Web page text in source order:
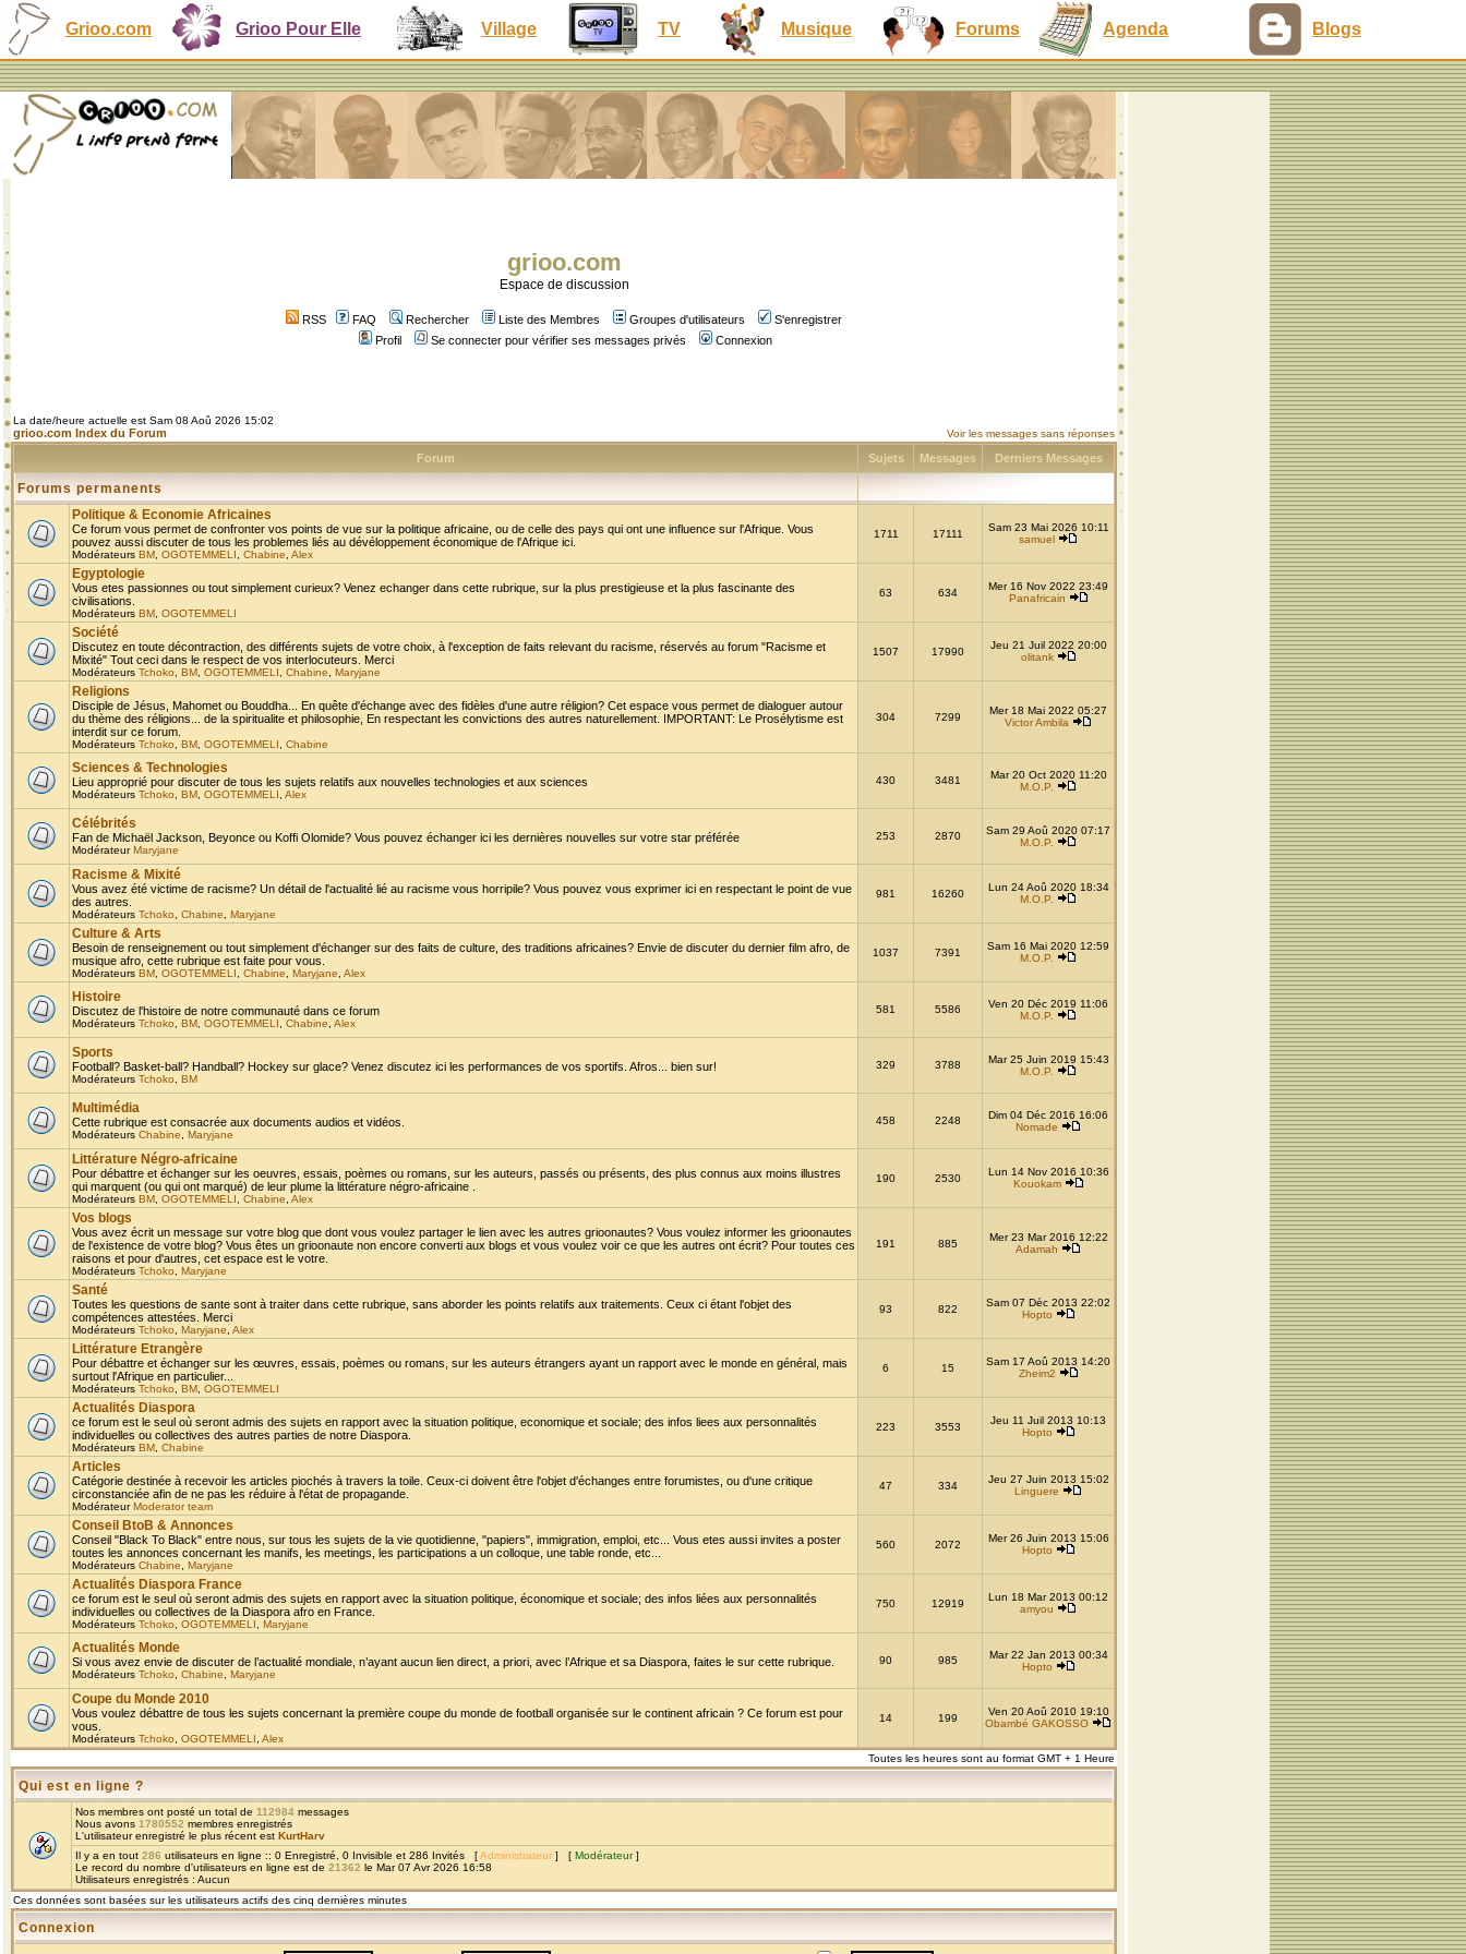
Grioo.com Grioo Pour Elle Village TV Musique Forums Agenda Blogs
grioo.com
Espace de discussion
RSS FAQ Rechercher Liste des Membres Groupes d'utilisateurs
S'enregistrer
Profil
Se connecter pour vérifier ses messages privés Connexion
La date/heure actuelle est Sam 08 Aoû 2026 15:02
grioo.com Index du Forum Voir les messages sans réponses
Forum Sujets Messages Derniers Messages
Forums permanents
Politique & Economie Africaines
Ce forum vous permet de confronter vos points de vue sur la politique africaine, ou de celle des pays qui ont une influence sur l'Afrique. Vous
pouvez aussi discuter de tous les problemes liés au dévéloppement économique de l'Afrique ici.
Modérateurs BM OGOTEMMELI Chabine Alex
1711 17111
Sam 23 Mai 2026 10:11
samuel
Egyptologie
Vous etes passionnes ou tout simplement curieux? Venez echanger dans cette rubrique, sur la plus prestigieuse et la plus fascinante des
civilisations.
Modérateurs BM OGOTEMMELI
63 634
Mer 16 Nov 2022 23:49
Panafricain
Société
Discutez en toute décontraction, des différents sujets de votre choix, à l'exception de faits relevant du racisme, réservés au forum "Racisme et
Mixité" Tout ceci dans le respect de vos interlocuteurs. Merci
Modérateurs Tchoko BM OGOTEMMELI Chabine Maryjane
1507 17990
Jeu 21 Juil 2022 20:00
olitank
Religions
Disciple de Jésus, Mahomet ou Bouddha... En quête d'échange avec des fidèles d'une autre réligion? Cet espace vous permet de dialoguer autour
du thème des réligions... de la spiritualite et philosophie, En respectant les convictions des autres naturellement. IMPORTANT: Le Prosélytisme est
interdit sur ce forum.
Modérateurs Tchoko BM OGOTEMMELI Chabine
304 7299
Mer 18 Mai 2022 05:27
Victor Ambila
Sciences & Technologies
Lieu approprié pour discuter de tous les sujets relatifs aux nouvelles technologies et aux sciences
Modérateurs Tchoko BM OGOTEMMELI Alex
430 3481
Mar 20 Oct 2020 11:20
M.O.P.
Célébrités
Fan de Michaël Jackson, Beyonce ou Koffi Olomide? Vous pouvez échanger ici les dernières nouvelles sur votre star préférée
ModérateurMaryjane
253 2870
Sam 29 Aoû 2020 07:17
M.O.P.
Racisme & Mixité
Vous avez été victime de racisme? Un détail de l'actualité lié au racisme vous horripile? Vous pouvez vous exprimer ici en respectant le point de vue
des autres.
Modérateurs Tchoko Chabine Maryjane
981 16260
Lun 24 Aoû 2020 18:34
M.O.P.
Culture & Arts
Besoin de renseignement ou tout simplement d'échanger sur des faits de culture, des traditions africaines? Envie de discuter du dernier film afro, de
musique afro, cette rubrique est faite pour vous.
Modérateurs BM OGOTEMMELI Chabine Maryjane Alex
1037 7391
Sam 16 Mai 2020 12:59
M.O.P.
Histoire
Discutez de l'histoire de notre communauté dans ce forum
Modérateurs Tchoko BM OGOTEMMELI Chabine Alex
581 5586
Ven 20 Déc 2019 11:06
M.O.P.
Sports
Football? Basket-ball? Handball? Hockey sur glace? Venez discutez ici les performances de vos sportifs. Afros... bien sur!
Modérateurs Tchoko BM
329 3788
Mar 25 Juin 2019 15:43
M.O.P.
Multimédia
Cette rubrique est consacrée aux documents audios et vidéos.
Modérateurs Chabine Maryjane
458 2248
Dim 04 Déc 2016 16:06
Nomade
Littérature Négro-africaine
Pour débattre et échanger sur les oeuvres, essais, poèmes ou romans, sur les auteurs, passés ou présents, des plus connus aux moins illustres
qui marquent (ou qui ont marqué) de leur plume la littérature négro-africaine .
Modérateurs BM OGOTEMMELI Chabine Alex
190 2530
Lun 14 Nov 2016 10:36
Kouokam
Vos blogs
Vous avez écrit un message sur votre blog que dont vous voulez partager le lien avec les autres grioonautes? Vous voulez informer les grioonautes
de l'existence de votre blog? Vous êtes un grioonaute non encore converti aux blogs et vous voulez voir ce que les autres ont écrit? Pour toutes ces
raisons et pour d'autres, cet espace est le votre.
Modérateurs Tchoko Maryjane
191 885
Mer 23 Mar 2016 12:22
Adamah
Santé
Toutes les questions de sante sont à traiter dans cette rubrique, sans aborder les points relatifs aux traitements. Ceux ci étant l'objet des
compétences attestées. Merci
Modérateurs Tchoko Maryjane Alex
93 822
Sam 07 Déc 2013 22:02
Hopto
Littérature Etrangère
Pour débattre et échanger sur les œuvres, essais, poèmes ou romans, sur les auteurs étrangers ayant un rapport avec le monde en général, mais
surtout l'Afrique en particulier...
Modérateurs Tchoko BM OGOTEMMELI
6 15
Sam 17 Aoû 2013 14:20
Zheim2
Actualités Diaspora
ce forum est le seul où seront admis des sujets en rapport avec la situation politique, economique et sociale; des infos liees aux personnalités
individuelles ou collectives des autres parties de notre Diaspora.
Modérateurs BM Chabine
223 3553
Jeu 11 Juil 2013 10:13
Hopto
Articles
Catégorie destinée à recevoir les articles piochés à travers la toile. Ceux-ci doivent être l'objet d'échanges entre forumistes, ou d'une critique
circonstanciée afin de ne pas les réduire à l'état de propagande.
ModérateurModerator team
47 334
Jeu 27 Juin 2013 15:02
Linguere
Conseil BtoB & Annonces
Conseil "Black To Black" entre nous, sur tous les sujets de la vie quotidienne, "papiers", immigration, emploi, etc... Vous etes aussi invites a poster
toutes les annonces concernant les manifs, les meetings, les participations a un colloque, une table ronde, etc...
Modérateurs Chabine Maryjane
560 2072
Mer 26 Juin 2013 15:06
Hopto
Actualités Diaspora France
ce forum est le seul où seront admis des sujets en rapport avec la situation politique, économique et sociale; des infos liées aux personnalités
individuelles ou collectives de la Diaspora afro en France.
Modérateurs Tchoko OGOTEMMELI Maryjane
750 12919
Lun 18 Mar 2013 00:12
amyou
Actualités Monde
Si vous avez envie de discuter de l’actualité mondiale, n’ayant aucun lien direct, a priori, avec l’Afrique et sa Diaspora, faites le sur cette rubrique.
Modérateurs Tchoko Chabine Maryjane
90 985
Mar 22 Jan 2013 00:34
Hopto
Coupe du Monde 2010
Vous voulez débattre de tous les sujets concernant la première coupe du monde de football organisée sur le continent africain ? Ce forum est pour
vous.
Modérateurs Tchoko OGOTEMMELI Alex
14 199
Ven 20 Aoû 2010 19:10
Obambé GAKOSSO
Toutes les heures sont au format GMT + 1 Heure
Qui est en ligne ?
Nos membres ont posté un total de 112984 messages
Nous avons 1780552 membres enregistrés
L'utilisateur enregistré le plus récent est KurtHarv
Il y a en tout 286 utilisateurs en ligne :: 0 Enregistré, 0 Invisible et 286 Invités [Administrateur ] [ Modérateur]
Le record du nombre d'utilisateurs en ligne est de 21362 le Mar 07 Avr 2026 16:58
Utilisateurs enregistrés : Aucun
Ces données sont basées sur les utilisateurs actifs des cinq dernières minutes
Connexion